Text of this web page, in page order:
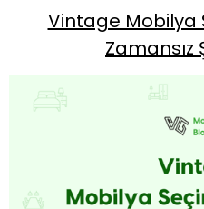
Vintage Mobilya
Zamansız